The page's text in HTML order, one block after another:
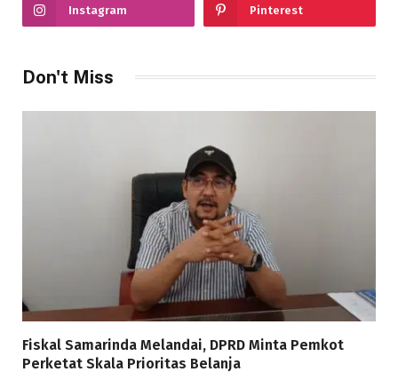
Instagram Pinterest
Don't Miss
Fiskal Samarinda Melandai, DPRD Minta Pemkot
Perketat Skala Prioritas Belanja